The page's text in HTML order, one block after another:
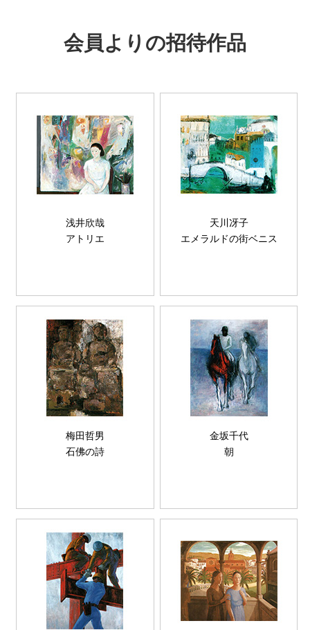
会員よりの招待作品
浅井欣哉
アトリエ
天川冴子
エメラルドの街ベニス
梅田哲男
石佛の詩
金坂千代
朝